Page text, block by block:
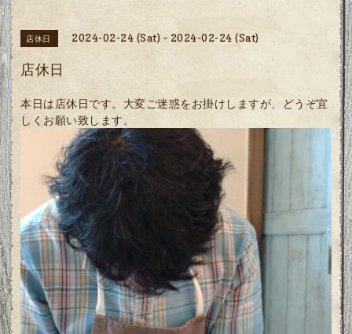
店休日 2024-02-24 (Sat) - 2024-02-24 (Sat)
店休日
本日は店休日です。大変ご迷惑をお掛けしますが、どうぞ宜
しくお願い致します。